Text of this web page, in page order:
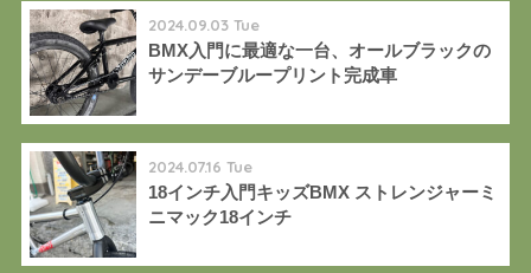
2024.09.03 Tue
BMX入門に最適な一台、オールブラックの
サンデーブループリント完成車
2024.07.16 Tue
18インチ入門キッズBMX ストレンジャーミ
ニマック18インチ